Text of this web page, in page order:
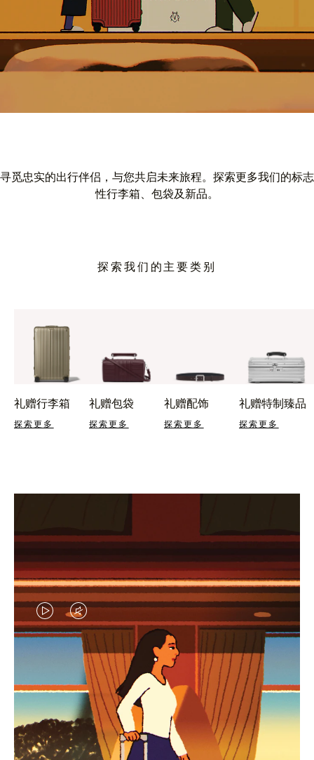
寻觅忠实的出行伴侣，与您共启未来旅程。探索更多我们的标志
性行李箱、包袋及新品。
探索我们的主要类别
礼赠行李箱
探索更多
礼赠包袋
探索更多
礼赠配饰
探索更多
礼赠特制臻品
探索更多
视
频
暂
停，
请
视
频
已
静
音，
请
臻礼指南
寻觅心仪的出行伴侣，与您共
享缤纷旅程